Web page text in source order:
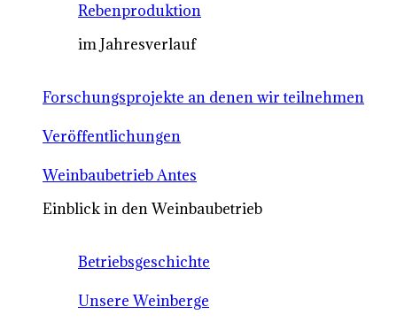
Rebenproduktion
im Jahresverlauf
Forschungsprojekte an denen wir teilnehmen
Veröffentlichungen
Weinbaubetrieb Antes
Einblick in den Weinbaubetrieb
Betriebsgeschichte
Unsere Weinberge